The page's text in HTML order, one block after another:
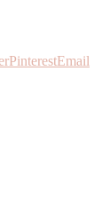
PinterestEmail